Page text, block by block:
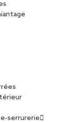
serrurerie